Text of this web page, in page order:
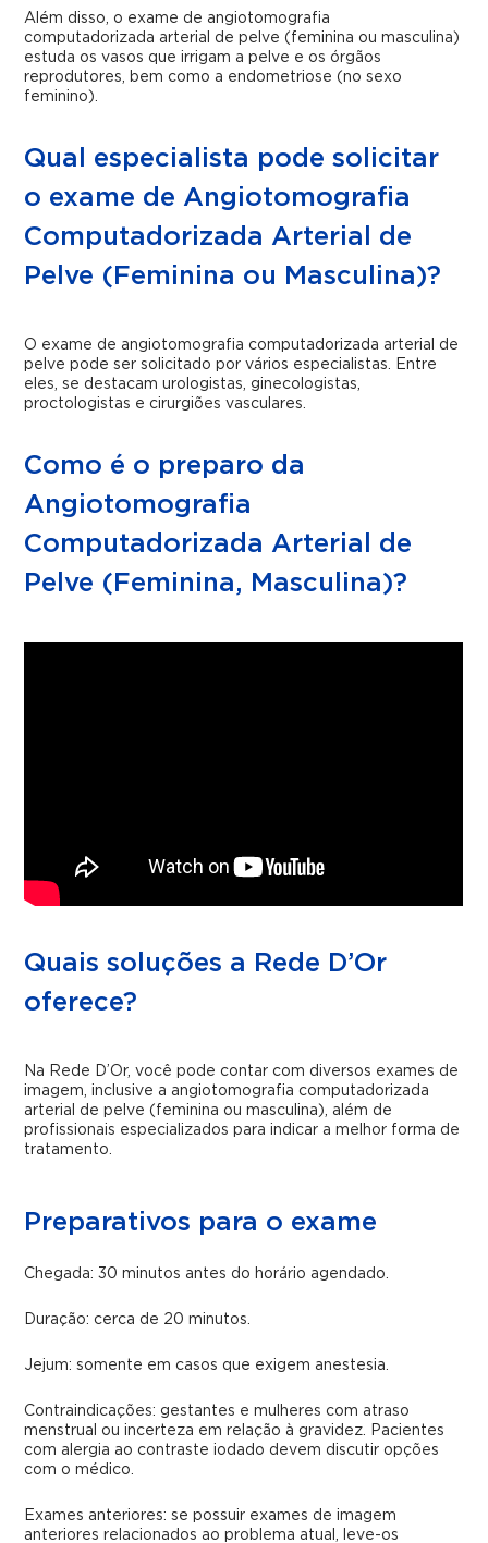
Além disso, o exame de angiotomografia
computadorizada arterial de pelve (feminina ou masculina)
estuda os vasos que irrigam a pelve e os órgãos
reprodutores, bem como a endometriose (no sexo
feminino).
Qual especialista pode solicitar
o exame de Angiotomografia
Computadorizada Arterial de
Pelve (Feminina ou Masculina)?
O exame de angiotomografia computadorizada arterial de
pelve pode ser solicitado por vários especialistas. Entre
eles, se destacam urologistas, ginecologistas,
proctologistas e cirurgiões vasculares.
Como é o preparo da
Angiotomografia
Computadorizada Arterial de
Pelve (Feminina, Masculina)?
Quais soluções a Rede D’Or
oferece?
Na Rede D’Or, você pode contar com diversos exames de
imagem, inclusive a angiotomografia computadorizada
arterial de pelve (feminina ou masculina), além de
profissionais especializados para indicar a melhor forma de
tratamento.
Preparativos para o exame
Chegada: 30 minutos antes do horário agendado.
Duração: cerca de 20 minutos.
Jejum: somente em casos que exigem anestesia.
Contraindicações: gestantes e mulheres com atraso
menstrual ou incerteza em relação à gravidez. Pacientes
com alergia ao contraste iodado devem discutir opções
com o médico.
Exames anteriores: se possuir exames de imagem
anteriores relacionados ao problema atual, leve-os